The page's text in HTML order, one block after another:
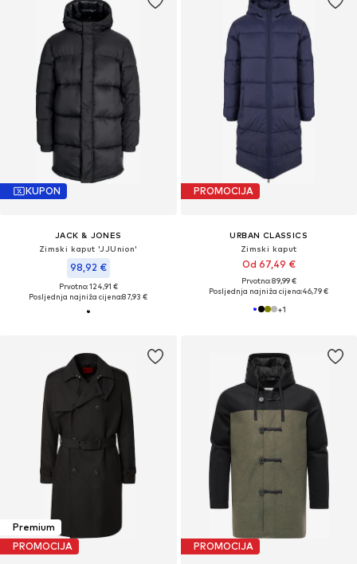
KUPON
JACK & JONES
Zimski kaput 'JJUnion'
98,92 €
Prvotno: 124,91 €
Posljednja najniža cijena:87,93 €
PROMOCIJA
URBAN CLASSICS
Zimski kaput
Od 67,49 €
Prvotno: 89,99 €
Posljednja najniža cijena:46,79 €
+1
Premium
PROMOCIJA
PROMOCIJA